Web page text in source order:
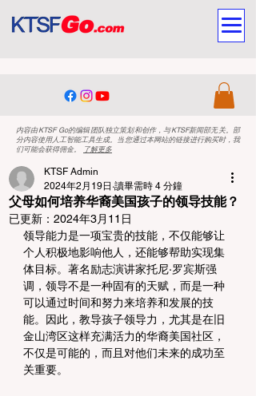
内容由KTSF Go的编辑团队独立策划和创作，与KTSF新闻部无关。部
分内容使用人工智能工具生成。当您通过本网站的链接进行购买时，我
们可能会获得佣金。
了解更多
父母如何培养华裔美国孩子的领导技能？
KTSF Admin
2024年2月19日 讀畢需時 4 分鐘
已更新： 2024年3月11日
领导能力是一项宝贵的技能，不仅能够让
个人积极地影响他人，还能够帮助实现集
体目标。著名励志演讲家托尼·罗宾斯强
调，领导不是一种固有的天赋，而是一种
可以通过时间和努力来培养和发展的技
能。因此，教导孩子领导力，尤其是在旧
金山湾区这样充满活力的华裔美国社区，
不仅是可能的，而且对他们未来的成功至
关重要。